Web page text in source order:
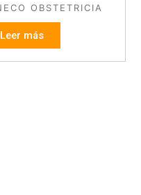
OBSTETRICIA
Leer más